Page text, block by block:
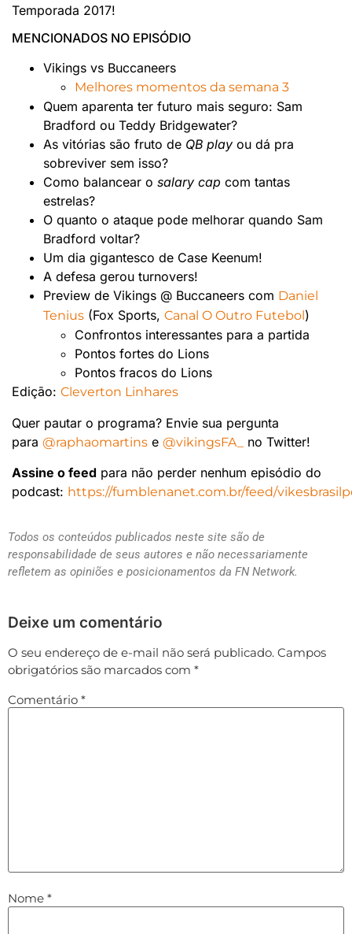
Temporada 2017!
MENCIONADOS NO EPISÓDIO
Vikings vs Buccaneers
Melhores momentos da semana 3
Quem aparenta ter futuro mais seguro: Sam
Bradford ou Teddy Bridgewater?
As vitórias são fruto de QB play ou dá pra
sobreviver sem isso?
Como balancear o salary cap com tantas
estrelas?
O quanto o ataque pode melhorar quando Sam
Bradford voltar?
Um dia gigantesco de Case Keenum!
A defesa gerou turnovers!
Preview de Vikings @ Buccaneers com Daniel
Tenius (Fox Sports, Canal O Outro Futebol )
Confrontos interessantes para a partida
Pontos fortes do Lions
Pontos fracos do Lions
Edição: Cleverton Linhares
Quer pautar o programa? Envie sua pergunta
para @raphaomartins e @vikingsFA_
no Twitter!
Assine o feed para não perder nenhum episódio do
podcast: https://fumblenanet.com.br/feed/
Todos os conteúdos publicados neste site são de
responsabilidade de seus autores e não necessariamente
refletem as opiniões e posicionamentos da FN Network.
Deixe um comentário
O seu endereço de e-mail não será publicado. Campos
obrigatórios são marcados com *
Comentário *
Nome *